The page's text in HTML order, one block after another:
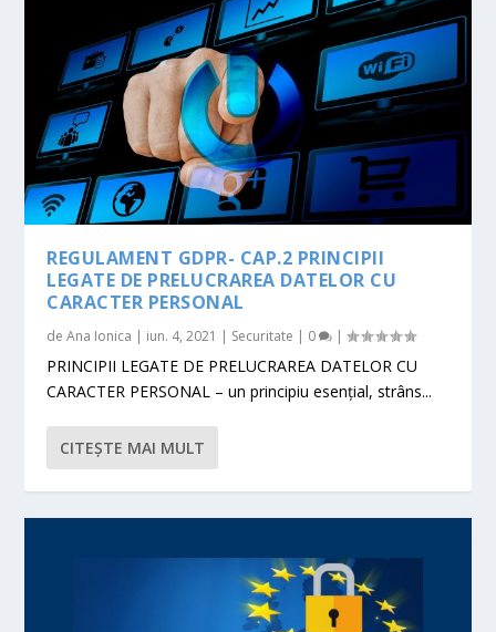
REGULAMENT GDPR- CAP.2 PRINCIPII
LEGATE DE PRELUCRAREA DATELOR CU
CARACTER PERSONAL
deAna Ionica | iun. 4, 2021 | Securitate | 0 |
PRINCIPII LEGATE DE PRELUCRAREA DATELOR CU
CARACTER PERSONAL – un principiu esenţial, strâns...
CITEŞTE MAI MULT